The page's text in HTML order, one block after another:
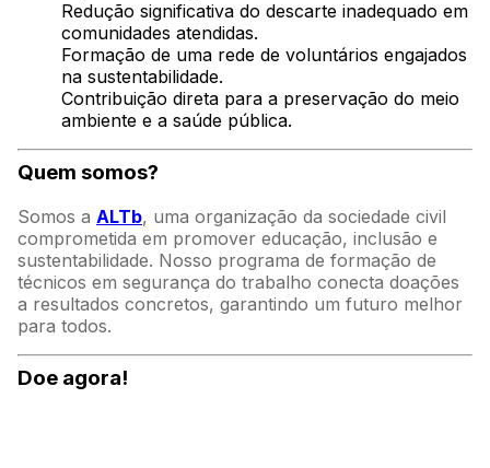
Redução significativa do descarte inadequado em
comunidades atendidas.
Formação de uma rede de voluntários engajados
na sustentabilidade.
Contribuição direta para a preservação do meio
ambiente e a saúde pública.
Quem somos?
Somos a ALTb, uma organização da sociedade civil
comprometida em promover educação, inclusão e
sustentabilidade. Nosso programa de formação de
técnicos em segurança do trabalho conecta doações
a resultados concretos, garantindo um futuro melhor
para todos.
Doe agora!